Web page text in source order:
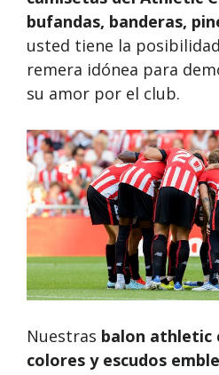
bufandas, banderas,
usted tiene la
remera idónea para
su amor por el club.
Nuestras balon athletic
colores y escudos